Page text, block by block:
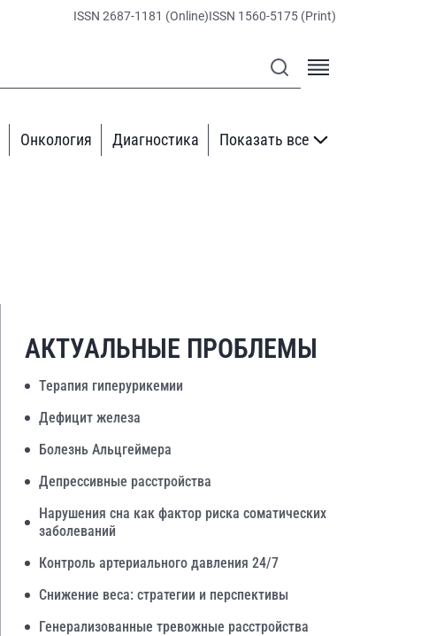
ISSN 2687-1181 (Online)ISSN 1560-5175 (Print)
Онкология Диагностика Показать все
АКТУАЛЬНЫЕ ПРОБЛЕМЫ
Терапия гиперурикемии
Дефицит железа
Болезнь Альцгеймера
Депрессивные расстройства
Нарушения сна как фактор риска соматических
заболеваний
Контроль артериального давления 24/7
Снижение веса: стратегии и перспективы
Генерализованные тревожные расстройства